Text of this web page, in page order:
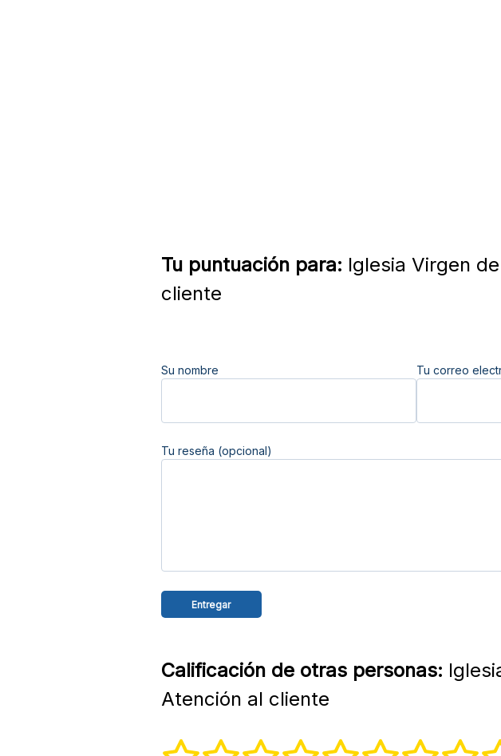
Tu puntuación para: Iglesia Virgen
cliente
Su nombre Tu correo
Tu reseña (opcional)
Calificación de otras personas:
Atención al cliente